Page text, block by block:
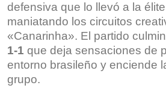
defensiva que lo llevó a la
maniatando los circuitos
«Canarinha». El partido
1-1 que deja sensaciones de
entorno brasileño y enciende
grupo.